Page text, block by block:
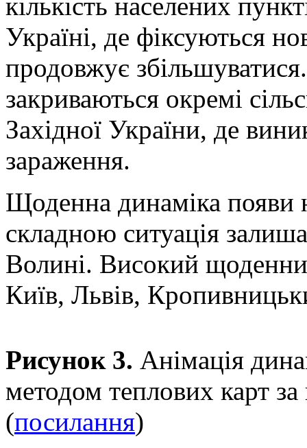
кількість населених
Україні, де фіксуються
продовжує
закриваються окремі
Західної України, де
зараження.
Щоденна динаміка появи
складною ситуація
Волині. Високий
Київ, Львів,
Рисунок 3. Анімація
методом теплових карт
(посилання)